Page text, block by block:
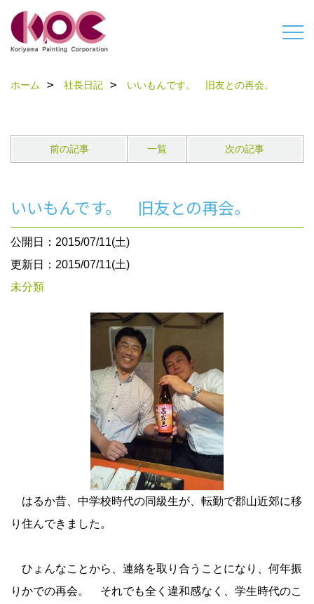
ホーム 社長日記 いいもんです。 旧友との再会。
前の記事 一覧 次の記事
いいもんです。 旧友との再会。
公開日：2015/07/11(土)
更新日：2015/07/11(土)
未分類
はるか昔、中学校時代の同級生が、転勤で郡山近郊に移
り住んできました。
ひょんなことから、連絡を取り合うことになり、何年振
りかでの再会。 それでも全く違和感なく、学生時代のこ